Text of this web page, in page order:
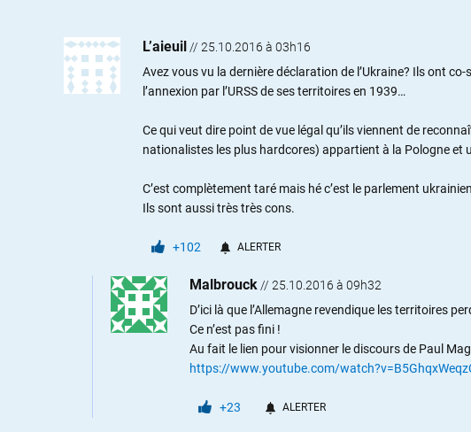
L’aieuil // 25.10.2016 à 03h16
Avez vous vu la dernière déclaration de l’Ukraine? Ils ont
l’annexion par l’URSS de ses territoires en 1939…
Ce qui veut dire point de vue légal qu’ils viennent de
nationalistes les plus hardcores) appartient à la Pologne et
C’est complètement taré mais hé c’est le parlement
Ils sont aussi très très cons.
+102 ALERTER
Malbrouck// 25.10.2016 à 09h32
D’ici là que l’Allemagne revendique les territoires
Ce n’est pas fini !
Au fait le lien pour visionner le discours de Paul
https://www.youtube.com/
+23 ALERTER